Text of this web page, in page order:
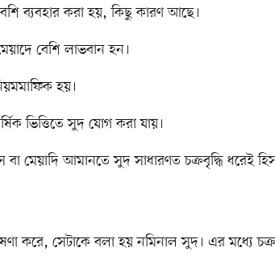
ব্যবহার করা হয়, কিছু কারণ আছে।
বেশি লাভবান হন।
হয়।
ভিত্তিতে সুদ যোগ করা যায়।
মেয়াদি আমানতে সুদ সাধারণত চক্রবৃদ্ধি ধরেই
করে, সেটাকে বলা হয় নমিনাল সুদ। এর মধ্যে